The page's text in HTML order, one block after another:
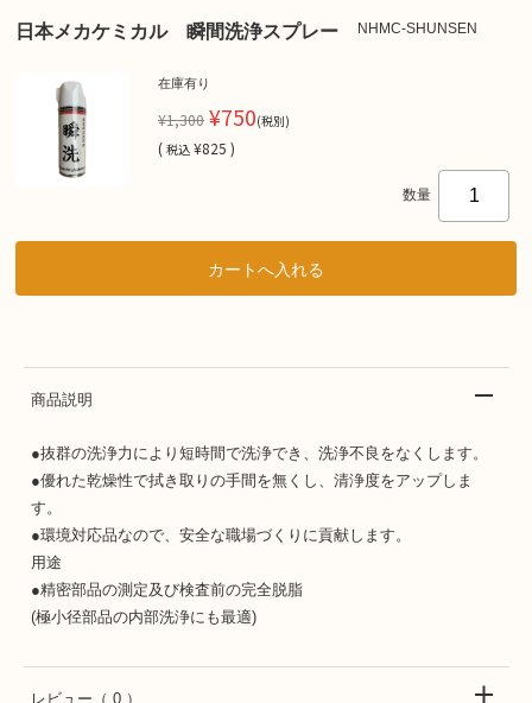
日本メカケミカル 瞬間洗浄スプレー NHMC-SHUNSEN
在庫有り
¥1,300 ¥750(税別)
( 税込 ¥825 )
数量
商品説明
●抜群の洗浄力により短時間で洗浄でき、洗浄不良をなくします。
●優れた乾燥性で拭き取りの手間を無くし、清浄度をアップしま
す。
●環境対応品なので、安全な職場づくりに貢献します。
用途
●精密部品の測定及び検査前の完全脱脂
(極小径部品の内部洗浄にも最適)
レビュー （ 0 ）